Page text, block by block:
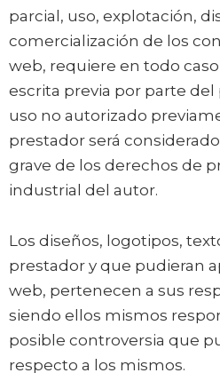
parcial, uso, explotación,
comercialización de los
web, requiere en todo
escrita previa por parte
uso no autorizado
prestador será
grave de los derechos de
industrial del autor.
Los diseños, logotipos,
prestador y que pudieran
web, pertenecen a sus
siendo ellos mismos
posible controversia que
respecto a los mismos.